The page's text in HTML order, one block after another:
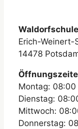
Erich-Weinert-
14478
Montag: 08:00
Dienstag:
Mittwoch:
Donnerstag: